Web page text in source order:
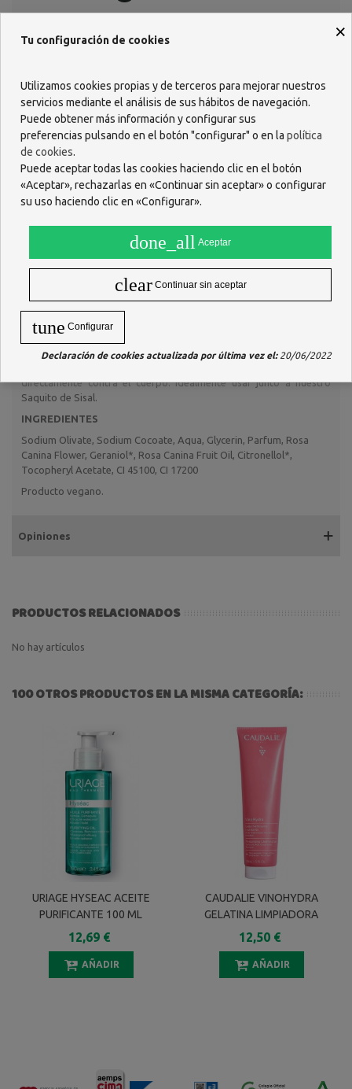
Descripción
Solito Jabón enriquecido con Rosa Mosqueta
para recuperar textura y luminosidad. También para reducir
pequeñas arrugas o cicatrices. Además, mejora la sintomatología
de enfermedades como la psoriasis o dermatitis leves.
Para su uso como limpiador facial, enjuagar con las manos húmedas
suavemente. Idealmente, dejar la espuma a modo de mascarilla
durante 1 minuto. Aclarar con agua tibia.
directamente contra el cuerpo. Idealmente usar junto a nuestro
Saquito de Sisal.
INGREDIENTES
Sodium Olivate, Sodium Cocoate, Aqua, Glycerin, Parfum, Rosa
Canina Flower, Geraniol*, Rosa Canina Fruit Oil, Citronellol*,
Tocopheryl Acetate, CI 45100, CI 17200
Producto vegano.
Opiniones
PRODUCTOS RELACIONADOS
No hay artículos
100 OTROS PRODUCTOS EN LA MISMA CATEGORÍA:
URIAGE HYSEAC ACEITE
PURIFICANTE 100 ML
12,69 €
AÑADIR
CAUDALIE VINOHYDRA
GELATINA LIMPIADORA
HIDRATANTE 150 ML
12,50 €
AÑADIR
×
Tu configuración de cookies
Utilizamos cookies propias y de terceros para mejorar nuestros
servicios mediante el análisis de sus hábitos de navegación.
Puede obtener más información y configurar sus
preferencias pulsando en el botón "configurar" o en la política
de cookies.
Puede aceptar todas las cookies haciendo clic en el botón
«Aceptar», rechazarlas en «Continuar sin aceptar» o configurar
su uso haciendo clic en «Configurar».
done_all Aceptar
clear Continuar sin aceptar
tune Configurar
Declaración de cookies actualizada por última vez el:20/06/2022